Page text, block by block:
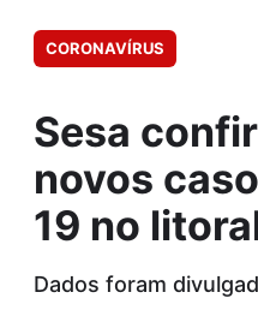
CORONAVÍRUS
Sesa
novos
19 no
Dados foram